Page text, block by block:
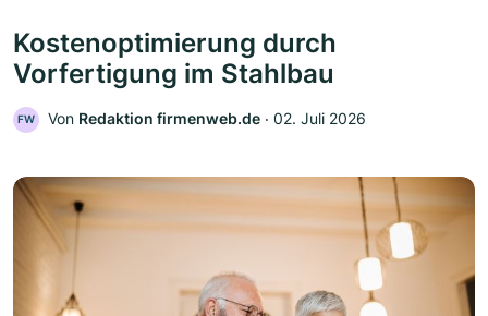
Kostenoptimierung durch
Vorfertigung im Stahlbau
FW Von Redaktion firmenweb.de ‧ 02. Juli 2026